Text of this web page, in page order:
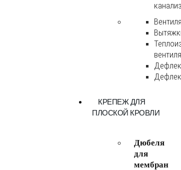
КРЕПЕЖ ДЛЯ
ПЛОСКОЙ КРОВЛИ
Дюбеля
для
мембран